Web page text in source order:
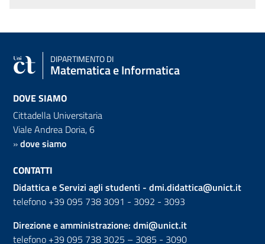
DIPARTIMENTO DI
Matematica e Informatica
DOVE SIAMO
Cittadella Universitaria
Viale Andrea Doria, 6
»dove siamo
CONTATTI
Didattica e Servizi agli studenti - dmi.didattica@unict.it
telefono +39 095 738 3091 - 3092 - 3093
Direzione e amministrazione: dmi@unict.it
telefono +39 095 738 3025 – 3085 - 3090